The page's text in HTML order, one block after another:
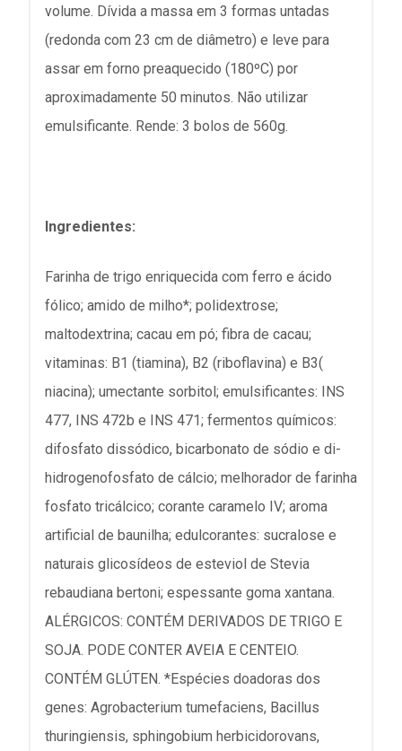
volume. Dívida a massa em 3 formas untadas
(redonda com 23 cm de diâmetro) e leve para
assar em forno preaquecido (180ºC) por
aproximadamente 50 minutos. Não utilizar
emulsificante. Rende: 3 bolos de 560g.
Ingredientes:
Farinha de trigo enriquecida com ferro e ácido
fólico; amido de milho*; polidextrose;
maltodextrina; cacau em pó; fibra de cacau;
vitaminas: B1 (tiamina), B2 (riboflavina) e B3(
niacina); umectante sorbitol; emulsificantes: INS
477, INS 472b e INS 471; fermentos químicos:
difosfato dissódico, bicarbonato de sódio e di-
hidrogenofosfato de cálcio; melhorador de farinha
fosfato tricálcico; corante caramelo IV; aroma
artificial de baunilha; edulcorantes: sucralose e
naturais glicosídeos de esteviol de Stevia
rebaudiana bertoni; espessante goma xantana.
ALÉRGICOS: CONTÉM DERIVADOS DE TRIGO E
SOJA. PODE CONTER AVEIA E CENTEIO.
CONTÉM GLÚTEN. *Espécies doadoras dos
genes: Agrobacterium tumefaciens, Bacillus
thuringiensis, sphingobium herbicidorovans,